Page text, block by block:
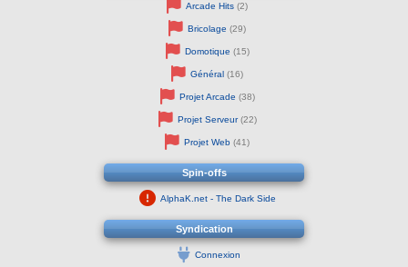
Arcade Hits (2)
Bricolage (29)
Domotique (15)
Général (16)
Projet Arcade (38)
Projet Serveur(22)
Projet Web (41)
Spin-offs
AlphaK.net - The Dark Side
Syndication
Connexion